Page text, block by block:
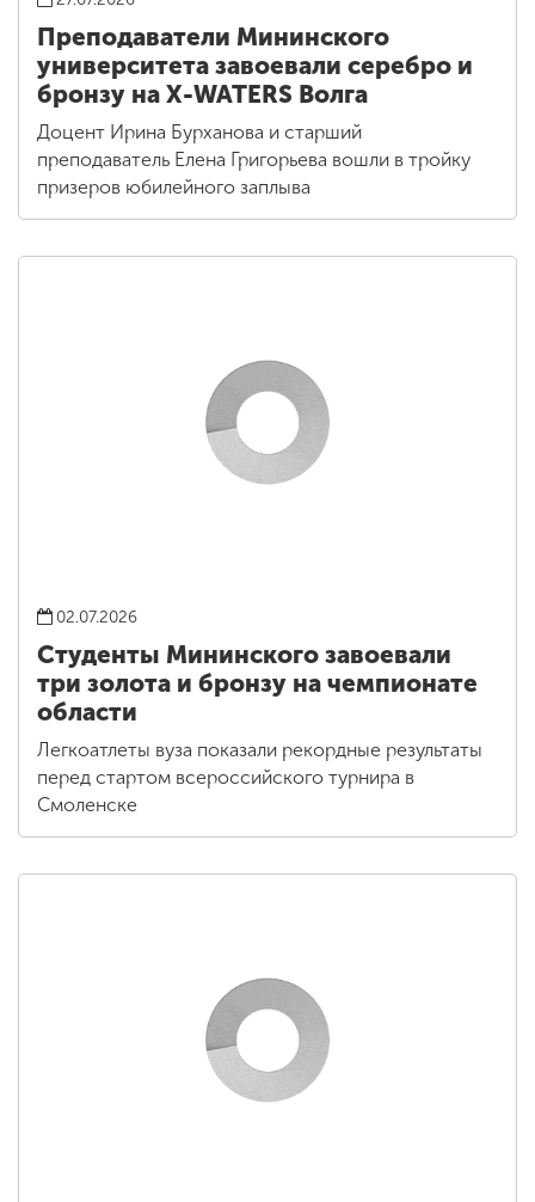
Преподаватели Мининского
университета завоевали серебро и
бронзу на X-WATERS Волга
Доцент Ирина Бурханова и старший
преподаватель Елена Григорьева вошли в тройку
призеров юбилейного заплыва
02.07.2026
Студенты Мининского завоевали
три золота и бронзу на чемпионате
области
Легкоатлеты вуза показали рекордные результаты
перед стартом всероссийского турнира в
Смоленске